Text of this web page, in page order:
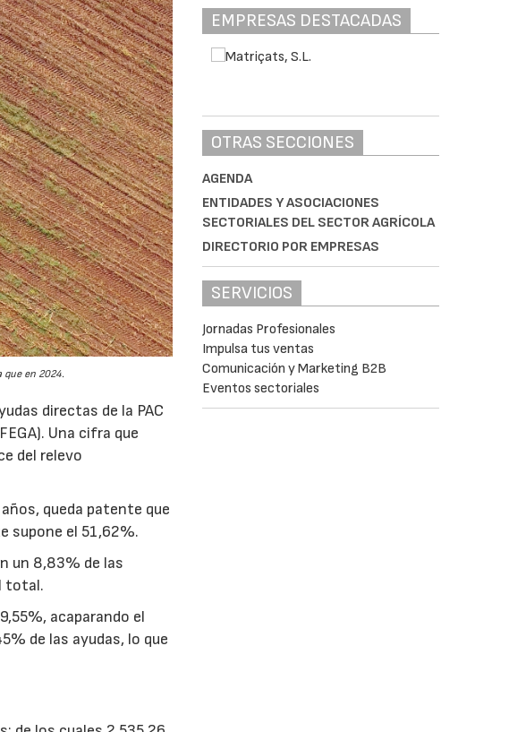
que en 2024.
directas de la PAC
Una cifra que
del relevo
queda patente que
supone el 51,62%.
un 8,83% de las
total.
acaparando el
de las ayudas, lo que
EMPRESAS DESTACADAS
OTRAS SECCIONES
AGENDA
ENTIDADES Y ASOCIACIONES
SECTORIALES DEL SECTOR AGRÍCOLA
DIRECTORIO POR EMPRESAS
SERVICIOS
Jornadas Profesionales
Impulsa tus ventas
Comunicación y Marketing B2B
Eventos sectoriales